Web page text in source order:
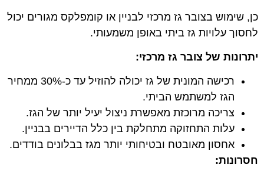
כן, שימוש בצובר גז מרכזי לבניין או קומפלקס מגורים יכול
לחסוך עלויות גז ביתי באופן משמעותי.
יתרונות של צובר גז מרכזי:
רכישה המונית של גז יכולה להוזיל עד כ-30% ממחיר
הגז למשתמש הביתי.
צריכה מרוכזת מאפשרת ניצול יעיל יותר של הגז.
עלות התחזוקה מתחלקת בין כלל הדיירים בבניין.
אחסון מאובטח ובטיחותי יותר מגז בבלונים בודדים.
חסרונות: